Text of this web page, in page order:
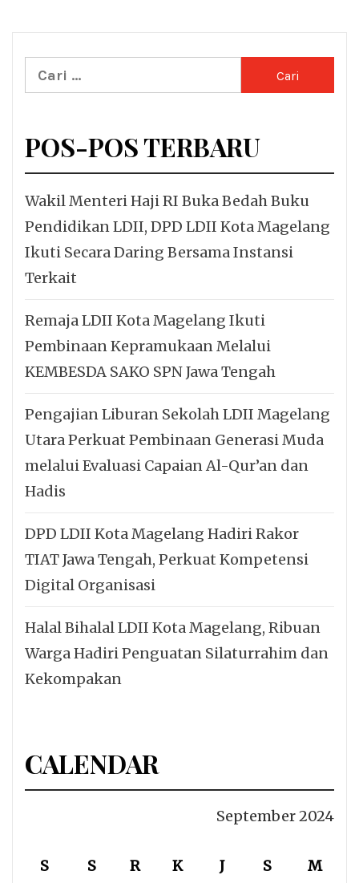
Cari
untuk:
POS-POS TERBARU
Wakil Menteri Haji RI Buka Bedah Buku
Pendidikan LDII, DPD LDII Kota Magelang
Ikuti Secara Daring Bersama Instansi
Terkait
Remaja LDII Kota Magelang Ikuti
Pembinaan Kepramukaan Melalui
KEMBESDA SAKO SPN Jawa Tengah
Pengajian Liburan Sekolah LDII Magelang
Utara Perkuat Pembinaan Generasi Muda
melalui Evaluasi Capaian Al-Qur’an dan
Hadis
DPD LDII Kota Magelang Hadiri Rakor
TIAT Jawa Tengah, Perkuat Kompetensi
Digital Organisasi
Halal Bihalal LDII Kota Magelang, Ribuan
Warga Hadiri Penguatan Silaturrahim dan
Kekompakan
CALENDAR
September 2024
S S R K J S M